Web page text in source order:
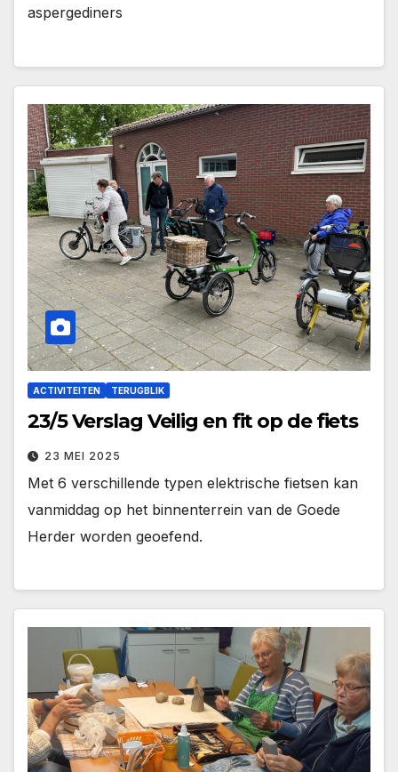
aspergediners
ACTIVITEITEN TERUGBLIK
23/5 Verslag Veilig en fit op de fiets
23 MEI 2025
Met 6 verschillende typen elektrische fietsen kan
vanmiddag op het binnenterrein van de Goede
Herder worden geoefend.